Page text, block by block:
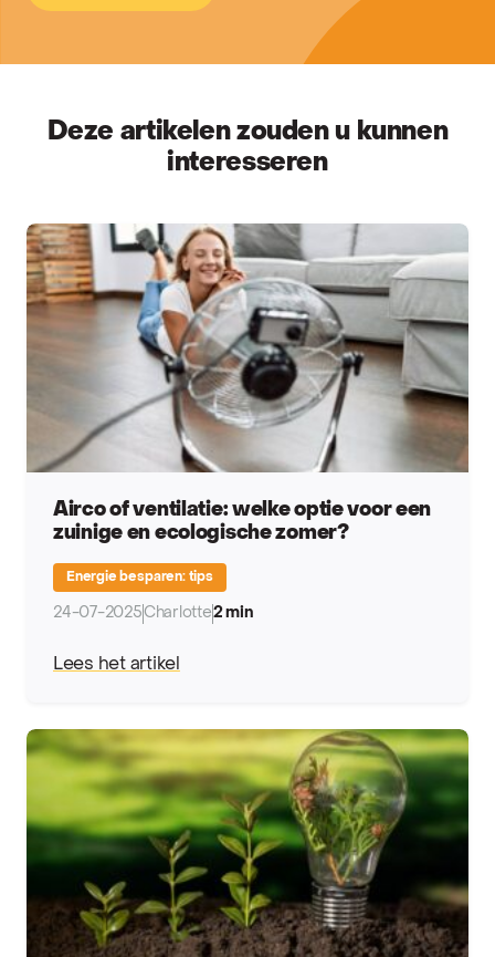
Deze artikelen zouden u kunnen
interesseren
Airco of ventilatie: welke optie voor een
zuinige en ecologische zomer?
Energie besparen: tips
24-07-2025Charlotte2 min
Lees het artikel